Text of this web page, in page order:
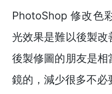
PhotoShop 修改色
光效果是難以後製
後製修圖的朋友是
鏡的，減少很多不必